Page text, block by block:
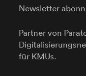
Newsletter
Partner von
für KMUs.